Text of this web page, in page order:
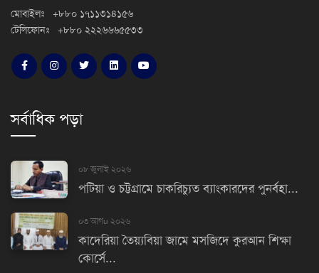
মোবাইলঃ +৮৮০ ১৭১১৩১৪১৫৬
টেলিফোনঃ +৮৮০ ২২২৬৬৬৫৫৩৩
সর্বাধিক পড়া
০৮ জুলাই ২০২৬
পটিয়া ও চট্টগ্রামে চাকরিচ্যুত ব্যাংকারদের পুনর্বহা...
০৩ আগu ২০২৬
কাদেরিয়া তৈয়্যবিয়া জামে মসজিদে কুরআন শিক্ষা
কোর্সে...